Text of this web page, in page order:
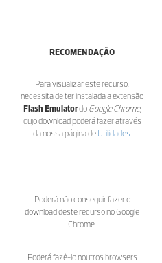
RECOMENDAÇÃO
Para visualizar este recurso,
necessita de ter instalada a extensão
Flash Emulatordo Google Chrome,
cujo download poderá fazer através
da nossa página de Utilidades
Poderá não conseguir fazer o
download deste recurso no Google
Chrome.
Poderá fazê-lo noutros browsers